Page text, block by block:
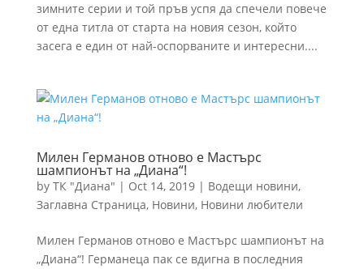
зимните серии и той пръв успя да спечели повече
от една титла от старта на новия сезон, който
засега е един от най-оспорваните и интересни....
Милен Германов отново е Мастърс
шампионът на „Диана“!
by ТК "Диана" | Oct 14, 2019| Водещи новини,
Заглавна Страница, Новини, Новини любители
Милен Германов отново е Мастърс шампионът на
„Диана“! Германеца пак се вдигна в последния